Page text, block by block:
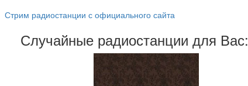
Стрим радиостанции с официального сайта
Случайные радиостанции для Вас: